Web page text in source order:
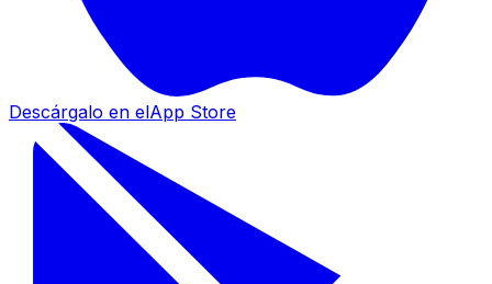
Descárgalo en elApp Store